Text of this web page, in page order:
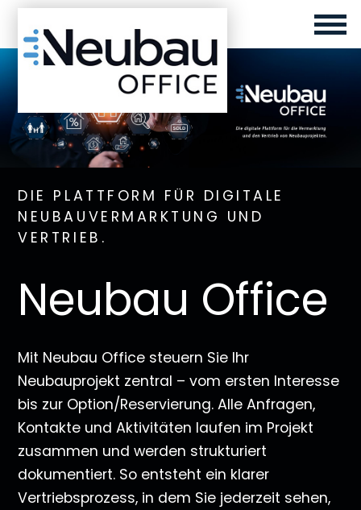
DIE PLATTFORM FÜR DIGITALE
NEUBAUVERMARKTUNG UND
VERTRIEB.
Neubau Office
Mit Neubau Office steuern Sie Ihr
Neubauprojekt zentral – vom ersten Interesse
bis zur Option/Reservierung. Alle Anfragen,
Kontakte und Aktivitäten laufen im Projekt
zusammen und werden strukturiert
dokumentiert. So entsteht ein klarer
Vertriebsprozess, in dem Sie jederzeit sehen,